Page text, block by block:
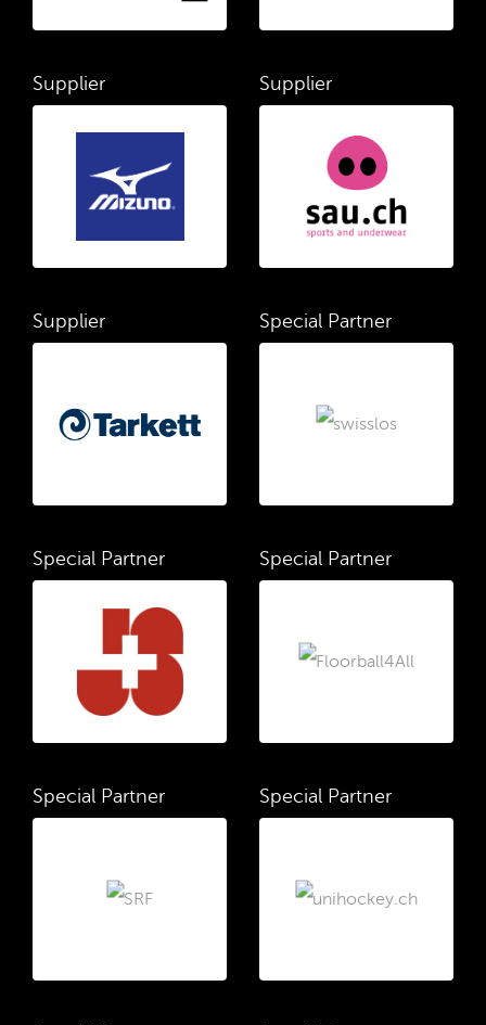
Supplier Supplier
Supplier Special Partner
Special Partner Special Partner
Special Partner Special Partner